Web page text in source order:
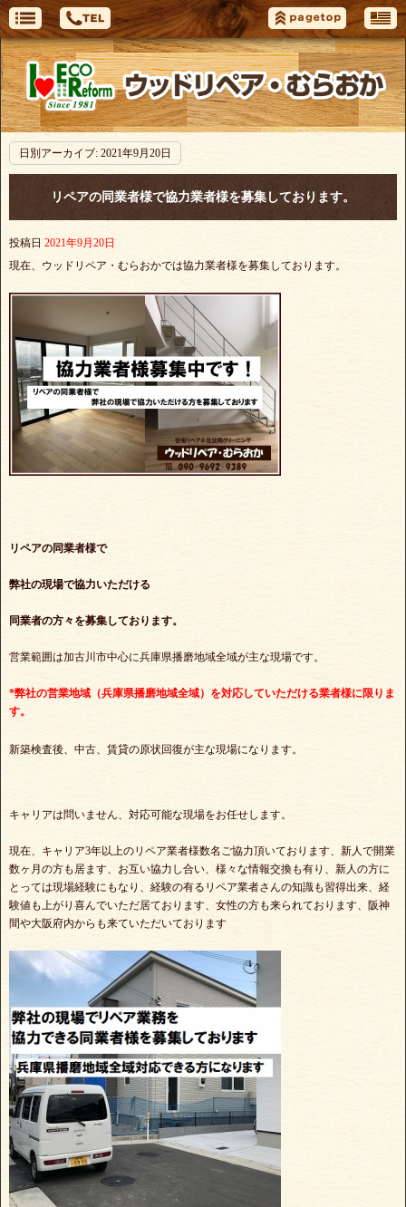
日別アーカイブ: 2021年9月20日
リペアの同業者様で協力業者様を募集しております。
投稿日 2021年9月20日
現在、ウッドリペア・むらおかでは協力業者様を募集しております。
リペアの同業者様で
弊社の現場で協力いただける
同業者の方々を募集しております。
営業範囲は加古川市中心に兵庫県播磨地域全域が主な現場です。
*弊社の営業地域（兵庫県播磨地域全域）を対応していただける業者様に限りま
す。
新築検査後、中古、賃貸の原状回復が主な現場になります。
キャリアは問いません、対応可能な現場をお任せします。
現在、キャリア3年以上のリペア業者様数名ご協力頂いております、新人で開業
数ヶ月の方も居ます、お互い協力し合い、様々な情報交換も有り、新人の方に
とっては現場経験にもなり、経験の有るリペア業者さんの知識も習得出来、経
験値も上がり喜んでいただ居ております、女性の方も来られております、阪神
間や大阪府内からも来ていただいております